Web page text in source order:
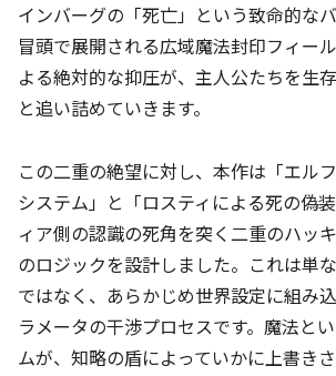
インバーグの「死亡」という致命的な
冒頭で展開される広域魔法封印フィー
よる絶対的な抑圧が、主人公たちを生
と追い詰めていきます。
この二重の絶望に対し、本作は「エル
システム」と「ロスティによる死の偽
ィア側の認識の死角を突く二重のハッ
のロジックを設計しました。これは単
ではなく、あらかじめ世界設定に組み
ラメータの干渉プロセスです。魔法と
ムが、知略の盾によっていかに上書き